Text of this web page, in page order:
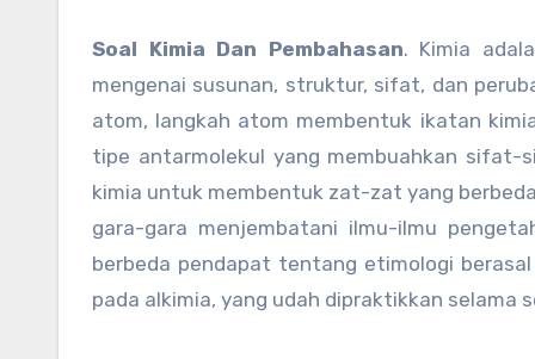
Soal Kimia Dan Pembahasan. Kimia
mengenai susunan, struktur, sifat, dan
atom, langkah atom membentuk ikatan
tipe antarmolekul yang membuahkan
kimia untuk membentuk zat-zat yang
gara-gara menjembatani ilmu-ilmu
berbeda pendapat tentang etimologi
pada alkimia, yang udah dipraktikkan selama